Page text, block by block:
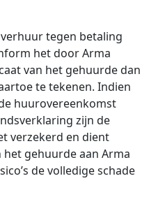
tegen betaling
het door Arma
van het gehuurde dan
te tekenen. Indien
huurovereenkomst
zijn de
verzekerd en dient
gehuurde aan Arma
de volledige schade